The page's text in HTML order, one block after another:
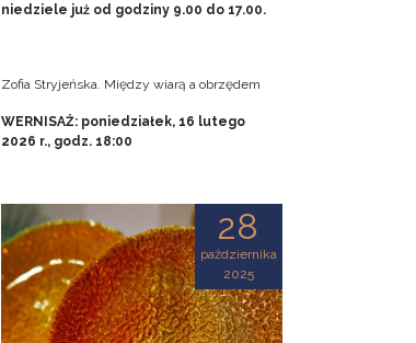
niedziele już od godziny 9.00 do 17.00.
Zofia Stryjeńska. Między wiarą a obrzędem
WERNISAŻ: poniedziałek, 16 lutego
2026 r., godz. 18:00
28
października
2025